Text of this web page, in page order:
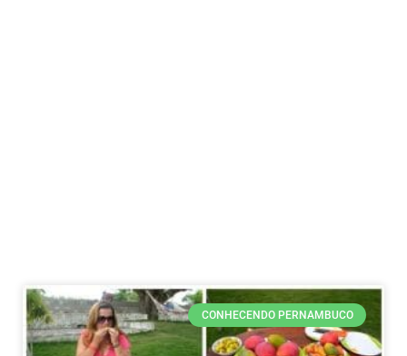
CONHECENDO PERNAMBUCO